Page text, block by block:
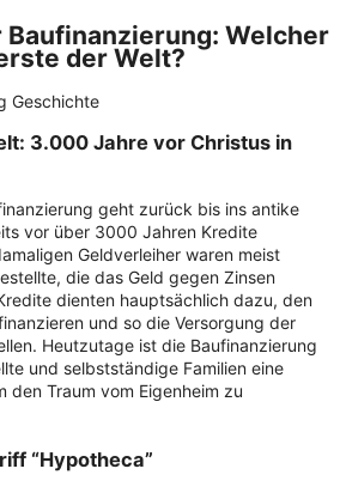
Baufinanzierung: Welcher
der Welt?
3.000 Jahre vor Christus in
geht zurück bis ins antike
vor über 3000 Jahren Kredite
Geldverleiher waren meist
die das Geld gegen Zinsen
dienten hauptsächlich dazu, den
und so die Versorgung der
Heutzutage ist die Baufinanzierung
und selbstständige Familien eine
den Traum vom Eigenheim zu
“Hypotheca”